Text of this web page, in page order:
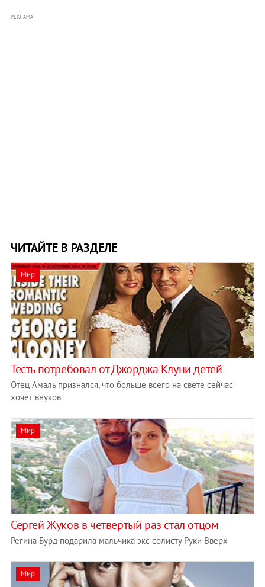
РЕКЛАМА
ЧИТАЙТЕ В РАЗДЕЛЕ
Мир
Тесть потребовал от Джорджа Клуни детей
Отец Амаль признался, что больше всего на свете сейчас
хочет внуков
Мир
Сергей Жуков в четвертый раз стал отцом
Регина Бурд подарила мальчика экс-солисту Руки Вверх
Мир